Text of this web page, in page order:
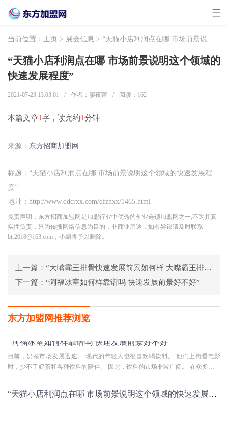
当前位置： 主页 > 展会信息 > “天猫小店利润点在哪 市场前景说明这个领域的快速发展程度”
“天猫小店利润点在哪 市场前景说明这个领域的
快速发展程度”
2021-07-23 13:03:01 / 作者：廖夜蕾 / 阅读： 162
本篇文章1字，读完约1分钟
来源： 东方招商加盟网
标题：“天猫小店利润点在哪 市场前景说明这个领域的快速发展程
度”
地址：http://www.ddcrxx.com/dfzhxx/1465.html
免责声明：东方招商加盟网是加盟行业中优秀的创业连锁加盟网之一,不为其真
实性负责，只为传播网络信息为目的，非商业用途，如有异议请及时联系
btr2018@163.com，小编将予以删除。
上一篇： “大嘴霸王排骨快速发展前景如何样 大嘴霸王排骨加盟项目非常赚钱”
下一篇： “阿福冰室如何样靠谱吗 快速发展前景好不好”
东方加盟网推荐浏览
“阿福冰室如何样靠谱吗 快速发展前景好不好”
目前，奶茶市场发展迅速。 现代的年轻人也很喜欢喝饮料。 他们上街看电影
时，少不了奶茶和各种饮料的陪伴。 因此，饮料的市场非常广阔。 在众多饮料
“天猫小店利润点在哪 市场前景说明这个领域的快速发展程度”